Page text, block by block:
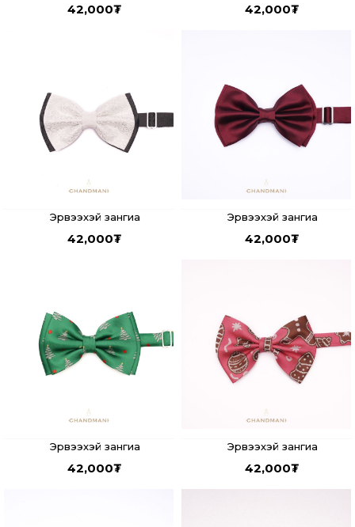
42,000₮ 42,000₮
Эрвээхэй зангиа
42,000₮
Эрвээхэй зангиа
42,000₮
Эрвээхэй зангиа
42,000₮
Эрвээхэй зангиа
42,000₮